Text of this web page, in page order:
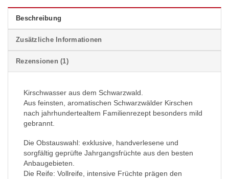
Beschreibung
Zusätzliche Informationen
Rezensionen (1)
Kirschwasser aus dem Schwarzwald.
Aus feinsten, aromatischen Schwarzwälder Kirschen
nach jahrhundertealtem Familienrezept besonders mild
gebrannt.
Die Obstauswahl: exklusive, handverlesene und
sorgfältig geprüfte Jahrgangsfrüchte aus den besten
Anbaugebieten.
Die Reife: Vollreife, intensive Früchte prägen den